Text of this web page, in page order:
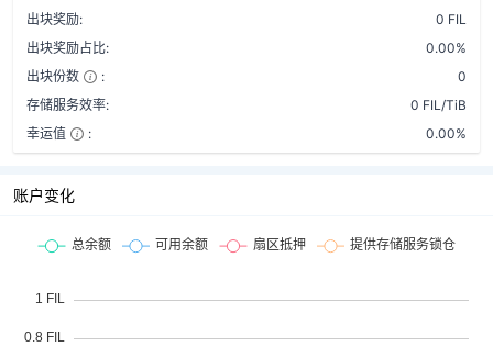
出块奖励:
0 FIL
出块奖励占比:
0.00%
出块份数
:
0
存储服务效率:
0 FIL/TiB
幸运值
: 0.00%
账户变化